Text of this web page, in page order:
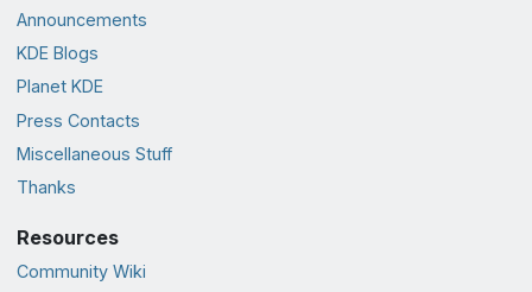
Announcements
KDE Blogs
Planet KDE
Press Contacts
Miscellaneous Stuff
Thanks
Resources
Community Wiki